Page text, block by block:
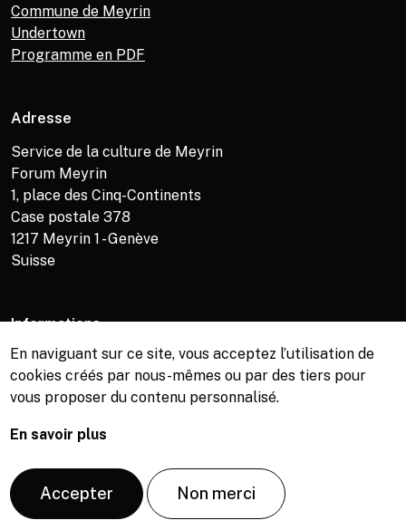
Commune de Meyrin
Undertown
Programme en PDF
Adresse
Service de la culture de Meyrin
Forum Meyrin
1, place des Cinq-Continents
Case postale 378
1217 Meyrin 1 - Genève
Suisse
Informations
Service de la culture +41 (0)22 989 16 69
Billetterie +41 (0)22 989 34 34
Bibliothèque +41 (0)22 989 34 74
© Copyright, Service de la culture de Meyrin, 2026
En naviguant sur ce site, vous acceptez l’utilisation de
cookies créés par nous-mêmes ou par des tiers pour
vous proposer du contenu personnalisé.
En savoir plus
Accepter Non merci